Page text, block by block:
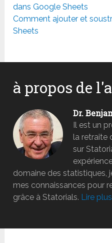
dans Google Sheets
Comment ajouter et
Sheets
à propos de
Dr.
Il est un
la retraite
sur
domaine des statistiques,
mes connaissances pour
grâce à Statorials. Lire plus